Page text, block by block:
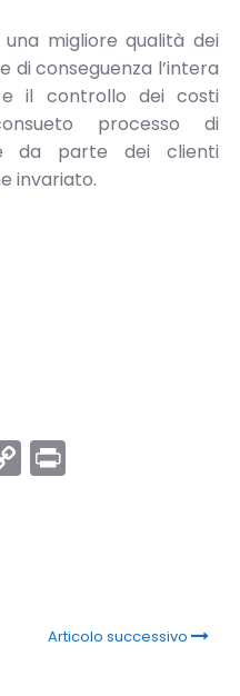
migliore qualità dei
di conseguenza l’intera
e il controllo dei costi
processo di
da parte dei clienti
invariato.
Copy
Articolo successivo